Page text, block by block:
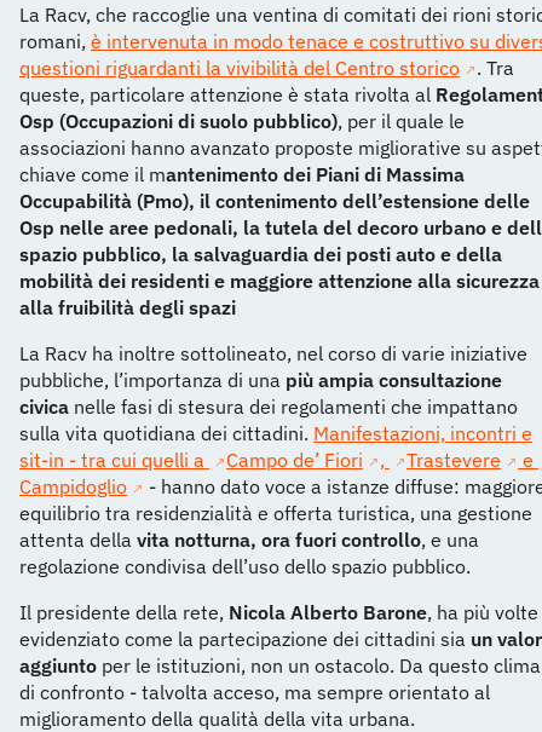
La Racv, che raccoglie una ventina di comitati dei rioni
romani, è intervenuta in modo tenace e costruttivo su
questioni riguardanti la vivibilità del Centro storico
. Tra
queste, particolare attenzione è stata rivolta al
Osp (Occupazioni di suolo pubblico), per il quale le
associazioni hanno avanzato proposte migliorative su
chiave come il mantenimento dei Piani di Massima
Occupabilità (Pmo), il contenimento dell’estensione delle
Osp nelle aree pedonali, la tutela del decoro urbano e
spazio pubblico, la salvaguardia dei posti auto e della
mobilità dei residenti e maggiore attenzione alla
alla fruibilità degli spazi
La Racv ha inoltre sottolineato, nel corso di varie iniziative
pubbliche, l’importanza di una più ampia consultazione
civica nelle fasi di stesura dei regolamenti che impattano
sulla vita quotidiana dei cittadini. Manifestazioni, incontri e
sit-in - tra cui quelli a
Campo de’ Fiori , Trastevere
e
Campidoglio
- hanno dato voce a istanze diffuse:
equilibrio tra residenzialità e offerta turistica, una gestione
attenta della vita notturna, ora fuori controllo, e una
regolazione condivisa dell’uso dello spazio pubblico.
Il presidente della rete, Nicola Alberto Barone, ha più volte
evidenziato come la partecipazione dei cittadini sia un
aggiunto per le istituzioni, non un ostacolo. Da questo clima
di confronto - talvolta acceso, ma sempre orientato al
miglioramento della qualità della vita urbana.